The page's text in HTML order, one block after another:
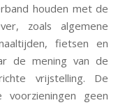
houden met de
zoals algemene
fietsen en
de mening van de
vrijstelling. De
geen